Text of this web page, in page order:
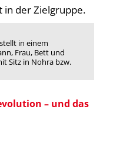
in der Zielgruppe.
in einem
Frau, Bett und
Sitz in Nohra bzw.
– und das